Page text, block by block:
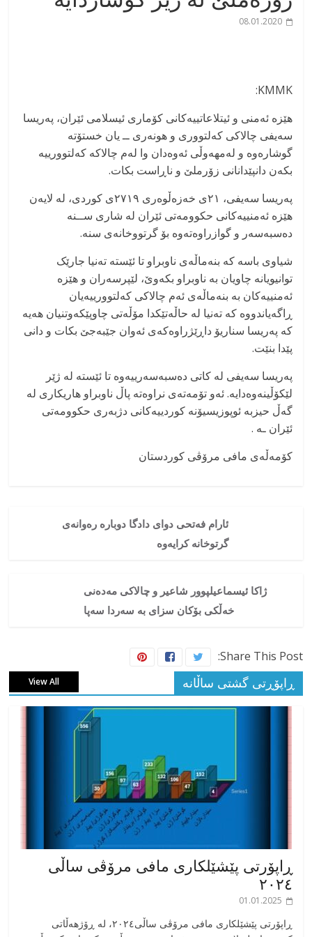
08.01.2020
KMMK:
هێزە ئەمنی و ئیتلاعاتییەکانی کۆماری ئیسلامی ئێران، پەریسا
سەیفی چالاکی کەلتووری و هونەری ــ یان خستۆتە
گوشارەوە و لەمهەوڵی ئەوەدان وا لەم چالاکە کەلتوورییە
بکەن دانپێدانانی زۆرملێ و ناڕاست بکات.
پەریسا سەیفی، ۲۱ی خەزەڵوەری ۲۷۱۹ی کوردی، لە لایەن
هێزە ئەمنییەکانی حکوومەتی ئێران لە شاری ســنە
دەسبەسەر و گوازراوەتەوە بۆ گرتووخانەی سنە.
شیاوی باسە کە بنەماڵەی ناوبراو تا ئێستە تەنیا جارێک
توانیویانە چاویان بە ناوبراو بکەوێ، لێپرسەران و هێزە
ئەمنییەکان بە بنەماڵەی ئەم چالاکی کەلتوورییەیان
ڕاگەیاندووە کە تەنیا لە حاڵەتێکدا مۆڵەتی چاوپێکەوتنیان هەیە
کە پەریسا سناریۆ داڕێژراوەکەی ئەوان جێبەجێ بکات و دانی
پێدا بنێت.
پەریسا سەیفی لە کاتی دەسبەسەرییەوە تا ئێستە لە ژێر
لێکۆڵینەوەدایە. ئەو تۆمەتەی نراوەتە پاڵ ناوبراو هاریکاری لە
گەڵ حیزبە ئوپوزیسیۆنە کوردییەکانی دژبەری حکوومەتی
ئێران ـە .
کۆمەڵەی مافی مرۆڤی کوردستان
ئارام فەتحی دوای دادگا دوبارە رەوانەی
گرتوخانە کرایەوە
ژاکا ئیسماعیل‎پوور شاعیر و چالاکی مەدەنی
خەڵکی بۆکان سزای بە سەردا سەپا
Share This Post:
ڕاپۆڕتی گشتی ساڵانه View All
ڕاپۆرتی پێشێلکاری مافی مرۆڤی ساڵی
٢٠٢٤
01.01.2025
‎ڕاپۆرتی پێشێلکاری مافی مرۆڤی ساڵی٢٠٢٤، له ڕۆژهەڵاتی